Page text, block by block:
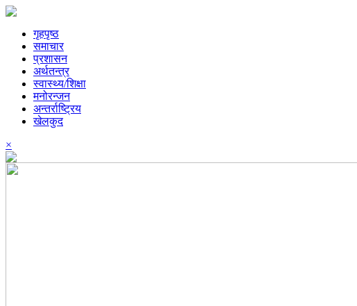
गृहपृष्ठ
समाचार
प्रशासन
अर्थतन्त्र
स्वास्थ्य/शिक्षा
मनोरन्जन
अन्तर्राष्ट्रिय
खेलकुद
×